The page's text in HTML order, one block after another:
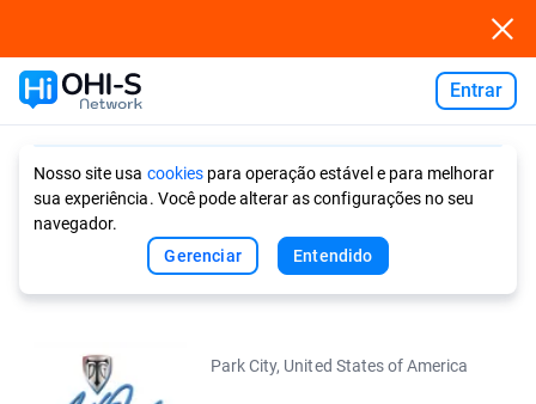
Entrar
Nosso site usa cookiespara operação estável e para melhorar
sua experiência. Você pode alterar as configurações no seu
navegador.
Gerenciar
Entendido
Park City, United States of America